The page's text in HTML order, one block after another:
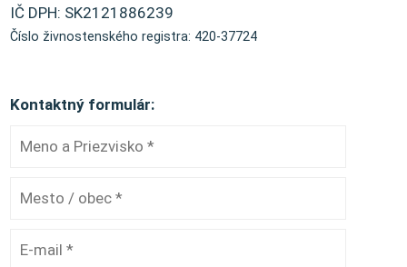
IČ DPH: SK2121886239
Číslo živnostenského registra: 420-37724
Kontaktný formulár: